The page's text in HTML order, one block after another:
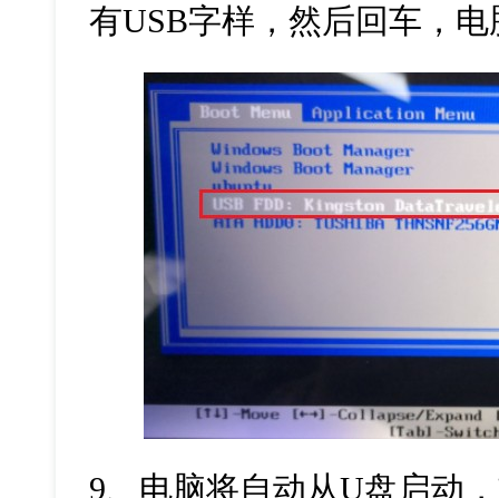
有USB字样，然后回车，电
9、电脑将自动从U盘启动